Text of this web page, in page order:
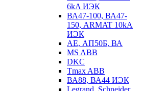
6kA ИЭК
ВА47-100, ВА47-
150, ARMAT 10kA
ИЭК
АЕ, АП50Б, ВА
MS ABB
DKC
Tmax ABB
ВА88, ВА44 ИЭК
Legrand, Schneider